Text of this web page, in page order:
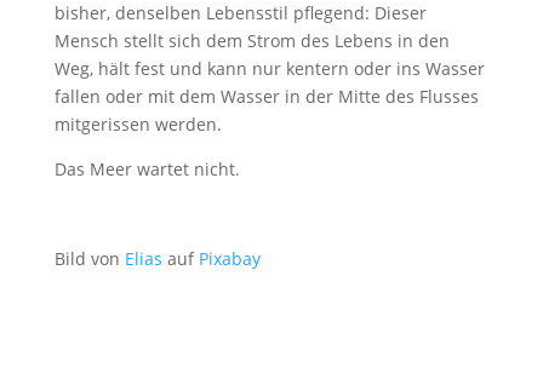
bisher, denselben Lebensstil pflegend: Dieser
Mensch stellt sich dem Strom des Lebens in den
Weg, hält fest und kann nur kentern oder ins Wasser
fallen oder mit dem Wasser in der Mitte des Flusses
mitgerissen werden.
Das Meer wartet nicht.
Bild von Elias auf Pixabay